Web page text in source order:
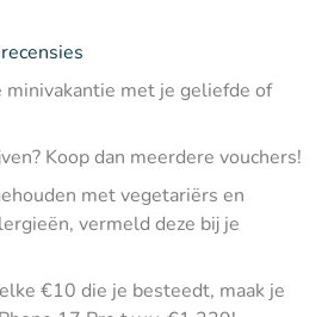
minivakantie met je geliefde of
Koop dan meerdere vouchers!
met vegetariërs en
vermeld deze bij je
€10 die je besteedt, maak je